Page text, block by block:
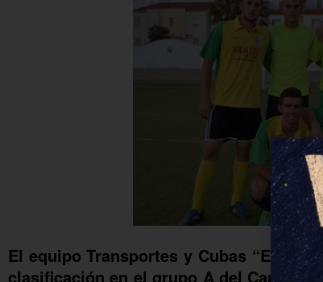
El equipoTransportes y Cubas “El niño
clasificación en el grupo A del